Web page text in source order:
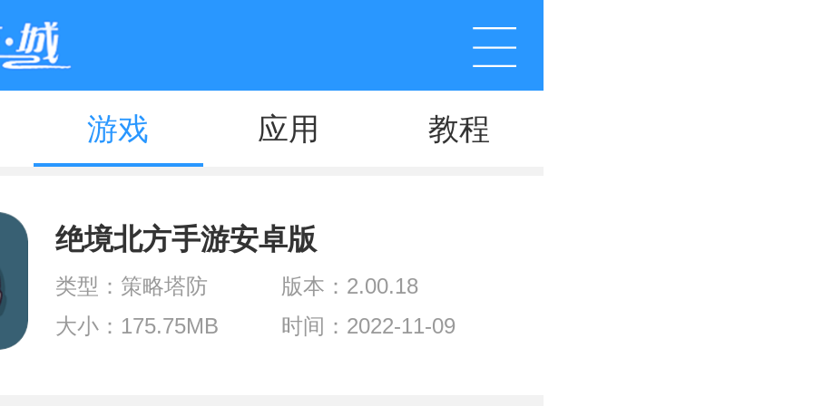
游戏 应用 教程
绝境北方手游安卓版
类型：策略塔防
版本：2.00.18
大小：175.75MB
时间：2022-11-09